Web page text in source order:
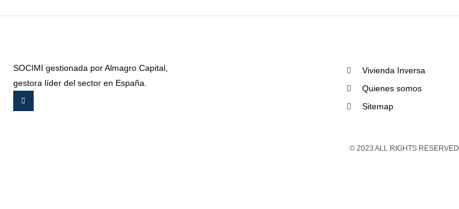
SOCIMI gestionada por Almagro Capital,
gestora líder del sector en España.
Vivienda Inversa
Quienes somos
Sitemap
© 2023 ALL RIGHTS RESERVED​